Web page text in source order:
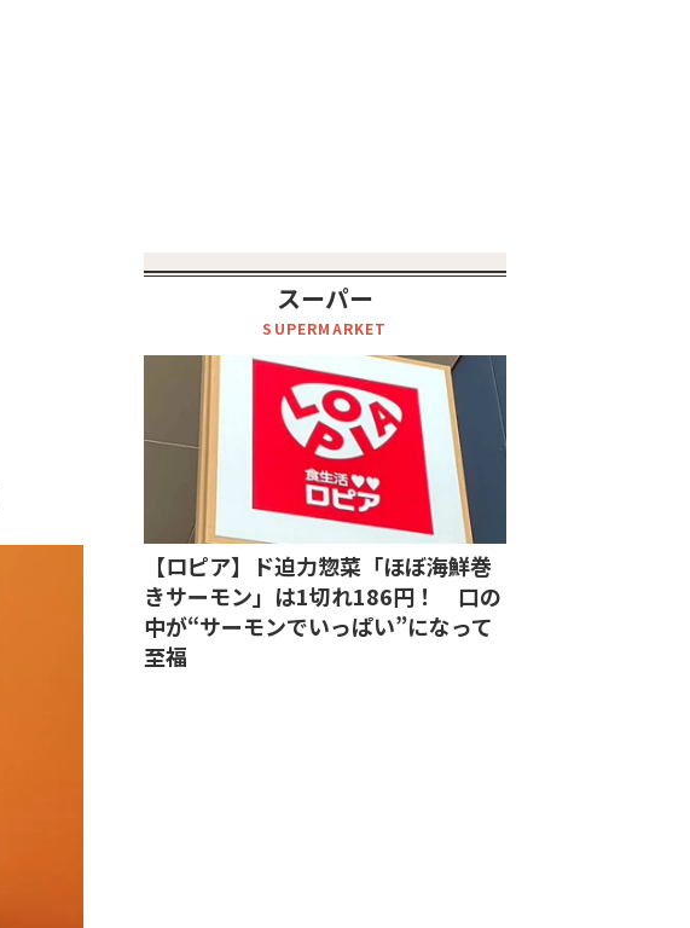
スーパー
SUPERMARKET
【ロピア】ド迫力惣菜「ほぼ海鮮巻
きサーモン」は1切れ186円！ 口の
中が“サーモンでいっぱい”になって
至福